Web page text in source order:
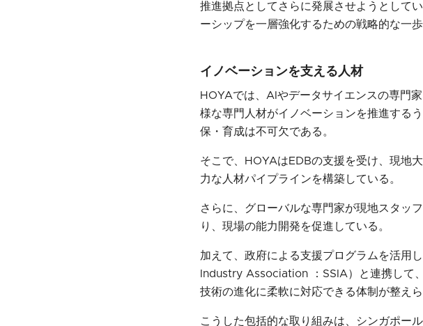
推進拠点としてさらに発展させようとして
ーシップを一層強化するための戦略的な一歩
イノベーションを支える人材
HOYAでは、AIやデータサイエンスの専門
様な専門人材がイノベーションを推進する
保・育成は不可欠である。
そこで、HOYAはEDBの支援を受け、現地
力な人材パイプラインを構築している。
さらに、グローバルな専門家が現地スタッ
り、現場の能力開発を促進している。
加えて、政府による支援プログラムを活
Industry Association ：SSIA）と連携して
技術の進化に柔軟に対応できる体制が整えら
こうした包括的な取り組みは、シンガポー